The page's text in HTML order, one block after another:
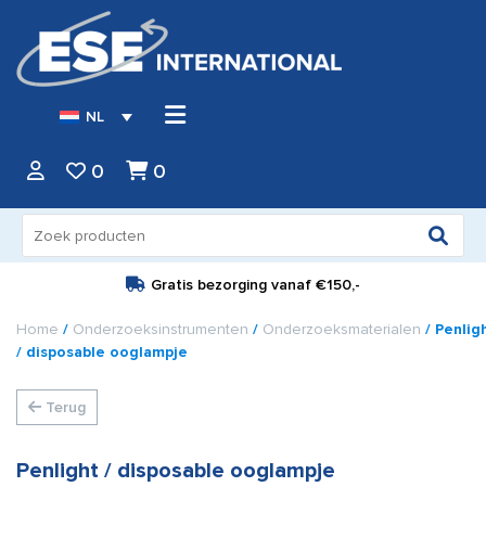
NL
0 0
naar:
Gratis bezorging vanaf €150,-
Home / Onderzoeksinstrumenten / Onderzoeksmaterialen /
/ disposable ooglampje
Terug
Penlight / disposable ooglampje